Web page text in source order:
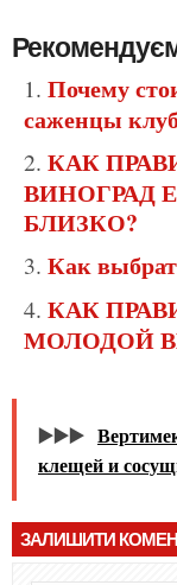
Почему стоит выбрать качественные
саженцы
КАК ПРАВИЛЬНО ПОСАДИТЬ
ВИНОГРАД
БЛИЗКО?
Как
КАК ПРАВИЛЬНО ОБРЕЗАТЬ
МОЛОДОЙ
▶️▶️▶️
клещей и
ЗАЛИШИТИ